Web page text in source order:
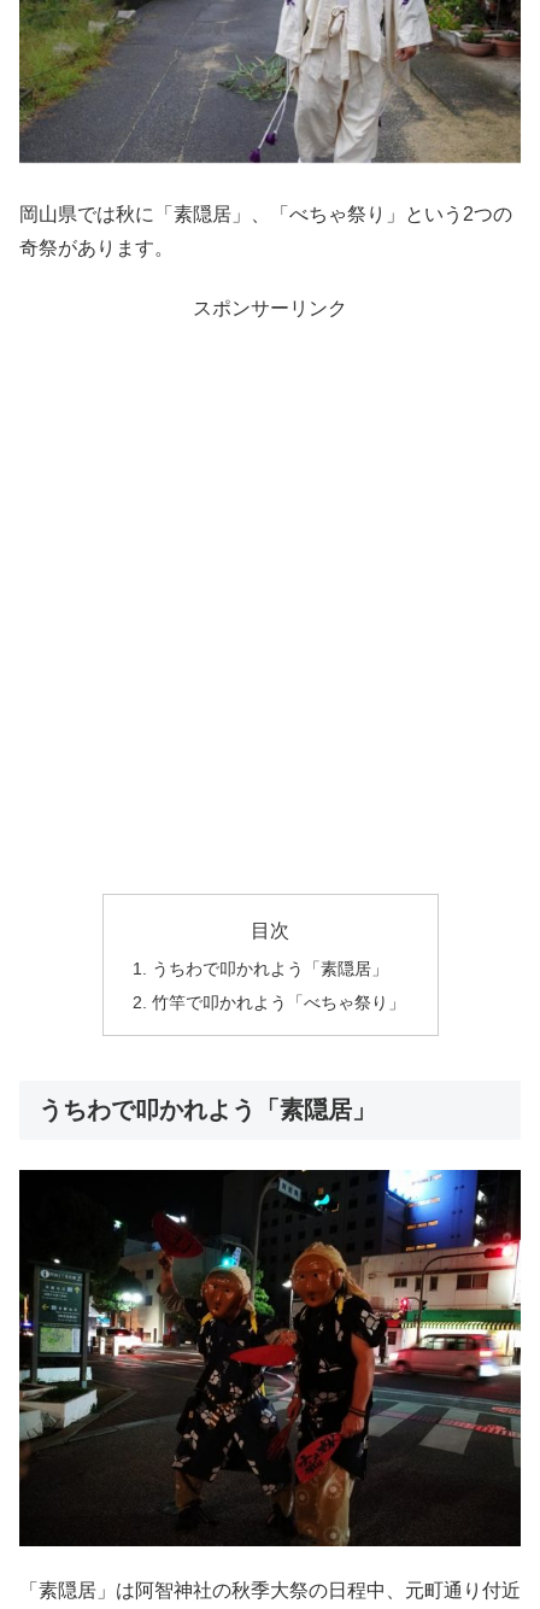
岡山県では秋に「素隠居」、「べちゃ祭り」という2つの
奇祭があります。
スポンサーリンク
目次
うちわで叩かれよう「素隠居」
竹竿で叩かれよう「べちゃ祭り」
うちわで叩かれよう「素隠居」
「素隠居」は阿智神社の秋季大祭の日程中、元町通り付近